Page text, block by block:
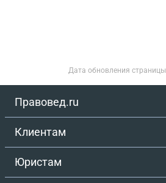
мужа и как это сделать?
Дата обновления страницы
Правовед.ru
Клиентам
Юристам